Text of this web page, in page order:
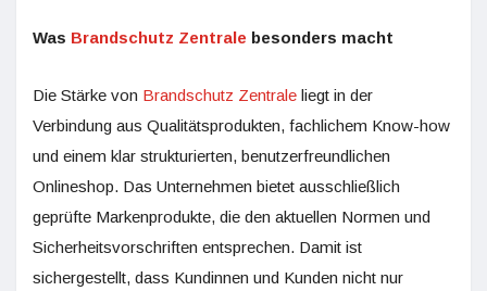
Was Brandschutz Zentrale besonders macht
Die Stärke von Brandschutz Zentrale liegt in der
Verbindung aus Qualitätsprodukten, fachlichem Know-how
und einem klar strukturierten, benutzerfreundlichen
Onlineshop. Das Unternehmen bietet ausschließlich
geprüfte Markenprodukte, die den aktuellen Normen und
Sicherheitsvorschriften entsprechen. Damit ist
sichergestellt, dass Kundinnen und Kunden nicht nur